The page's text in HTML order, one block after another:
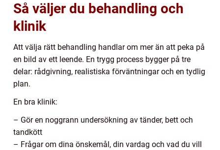
Så väljer du behandling och
klinik
Att välja rätt behandling handlar om mer än att peka på
en bild av ett leende. En trygg process bygger på tre
delar: rådgivning, realistiska förväntningar och en tydlig
plan.
En bra klinik:
– Gör en noggrann undersökning av tänder, bett och
tandkött
– Frågar om dina önskemål, din vardag och vad du vill